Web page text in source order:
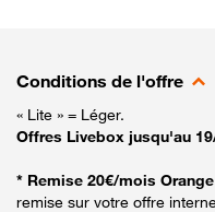
Conditions de l'offre
« Lite » = Léger.
Offres Livebox jusqu'au
* Remise 20€/mois
remise sur votre offre